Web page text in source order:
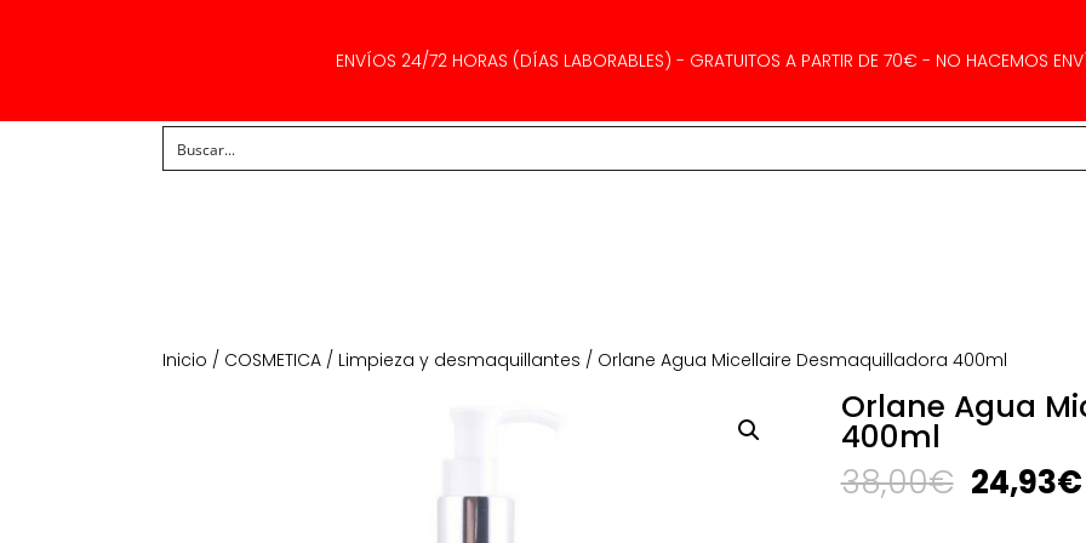
ENVÍOS 24/72 HORAS (DÍAS LABORABLES) - GRATUITOS A PARTIR DE 70€ - NO HACEMOS
Inicio / COSMETICA / Limpieza y desmaquillantes / Orlane Agua Micellaire Desmaquilladora 400ml
Orlane Agua
400ml
38,00€ El
precio
24,93€El